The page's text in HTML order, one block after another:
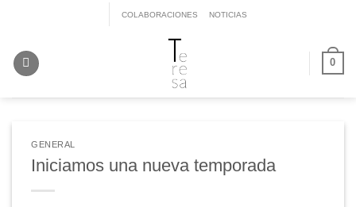
contenido
COLABORACIONES NOTICIAS
0
GENERAL
Iniciamos una nueva temporada